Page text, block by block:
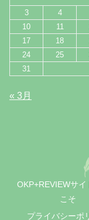
3
4
10
11
17
18
24
25
31
« 3月
OKP+REVIEWサイ
こそ
プライバシーポ